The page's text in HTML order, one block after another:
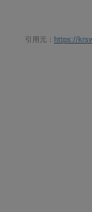
引用元： https://